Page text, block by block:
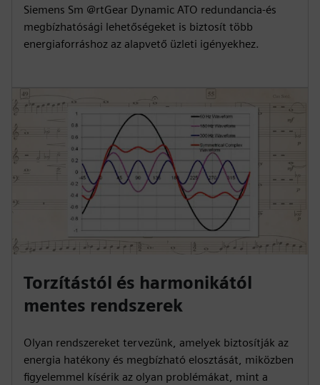
Siemens Sm @rtGear Dynamic ATO redundancia-és
megbízhatósági lehetőségeket is biztosít több
energiaforráshoz az alapvető üzleti igényekhez.
Torzítástól és harmonikától
mentes rendszerek
Olyan rendszereket tervezünk, amelyek biztosítják az
energia hatékony és megbízható elosztását, miközben
figyelemmel kísérik az olyan problémákat, mint a